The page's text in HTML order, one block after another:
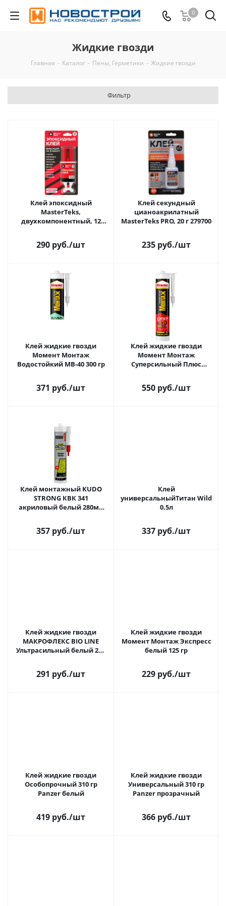
0
Жидкие гвозди
Главная - Каталог - Пены, Герметики - Жидкие гвозди
Фильтр
Клей эпоксидный
MasterTeks,
двухкомпонентный, 12
290 руб./шт
Клей секундный
цианоакрилатный
MasterTeks PRO, 20 г 279700
235 руб./шт
Клей жидкие гвозди
Момент Монтаж
Водостойкий МВ-40 300 гр
371 руб./шт
Клей жидкие гвозди
Момент Монтаж
Суперсильный Плюс
550 руб./шт
Клей монтажный KUDO
STRONG КВК 341
акриловый белый 280мл
357 руб./шт
Клей
универсальныйТитан Wild
0.5л
337 руб./шт
Клей жидкие гвозди
МАКРОФЛЕКС BIO LINE
Ультрасильный белый 250
291 руб./шт
Клей жидкие гвозди
Момент Монтаж Экспресс
белый 125 гр
229 руб./шт
Клей жидкие гвозди
Особопрочный 310 гр
Panzer белый
419 руб./шт
Клей жидкие гвозди
Универсальный 310 гр
Panzer прозрачный
366 руб./шт